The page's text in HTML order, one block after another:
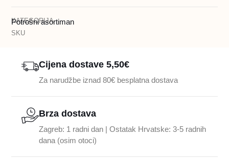
KATEGORIJA
Potrošni asortiman
SKU
Cijena dostave 5,50€
Za narudžbe iznad 80€ besplatna dostava
Brza dostava
Zagreb: 1 radni dan | Ostatak Hrvatske: 3-5 radnih
dana (osim otoci)